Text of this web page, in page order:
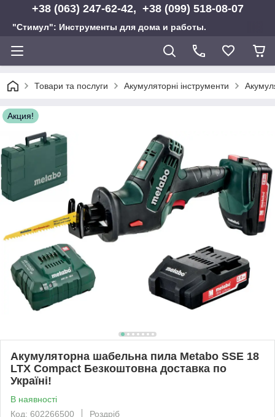
+38 (063) 247-62-42, +38 (099) 518-08-07
"Стимул": Инструменты для дома и работы.
Товари та послуги Акумуляторні інструменти
Акция!
Акумуляторна шабельна пила Metabo SSE 18
LTX Compact Безкоштовна доставка по
Україні!
В наявності
Код: 602266500
Роздріб